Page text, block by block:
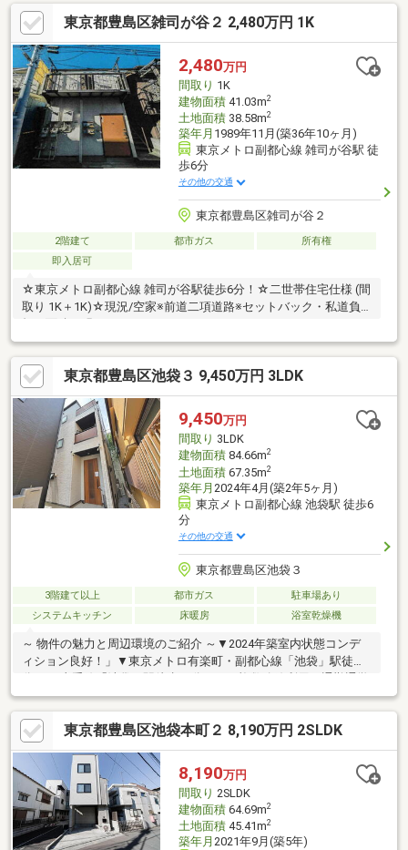
東京都豊島区雑司が谷２ 2,480万円 1K
2,480万円
間取り 1K
建物面積41.03m2
土地面積38.58m2
築年月 1989年11月(築36年10ヶ月)
東京メトロ副都心線 雑司が谷駅 徒
歩6分
その他の交通
東京都豊島区雑司が谷２
2階建て 都市ガス
所有権
即入居可
☆東京メトロ副都心線 雑司が谷駅徒歩6分！☆二世帯住宅仕様 (間
取り 1K＋1K)☆現況/空家※前道二項道路※セットバック・私道負
東京都豊島区池袋３ 9,450万円 3LDK
9,450万円
間取り 3LDK
建物面積84.66m2
土地面積67.35m2
築年月 2024年4月(築2年5ヶ月)
東京メトロ副都心線 池袋駅 徒歩6
分
その他の交通
東京都豊島区池袋３
3階建て以上 都市ガス
駐車場あり
システムキッチン
床暖房 浴室乾燥機
～ 物件の魅力と周辺環境のご紹介 ～▼2024年築室内状態コンデ
ィション良好！」▼東京メトロ有楽町・副都心線「池袋」駅徒歩6
利！▼都心部の主要エリアへスムーズにアクセスでき、通勤・通
学から休日のお出かけまで、アクティブな都市生活を強力にサポ
ート！▼弊社限定家具家電30万円分キャッシュバックキャンペー
ン対象♪お得に購入が可能♪＊住宅ローン無料相談受付中＊『転職
したばかりの方』や『外国人の方』でも、まずは一度ご相談お任
せください。多数の提携銀行からご提案させていただきます！英
語、中国語対応可能。お気軽にお問合せ下さい。
東京都豊島区池袋本町２ 8,190万円 2SLDK
8,190万円
間取り 2SLDK
建物面積64.69m2
土地面積45.41m2
築年月 2021年9月(築5年)